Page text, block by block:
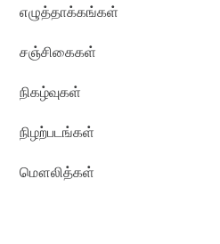
எழுத்தாக்கங்கள்
சஞ்சிகைகள்
நிகழ்வுகள்
நிழற்படங்கள்
மௌலித்கள்